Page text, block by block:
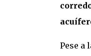
Pese a